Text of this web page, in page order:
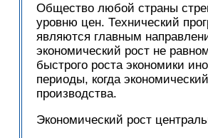
Общество любой страны
уровню цен. Технический
являются главным
экономический рост не
быстрого роста экономики
периоды, когда
производства.
Экономический рост